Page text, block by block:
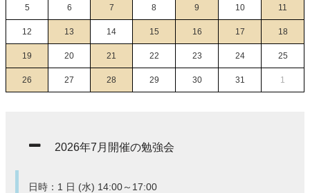
5 6 7 8 9 10 11
12 13 14 15 16 17 18
19 20 21 22 23 24 25
26 27 28 29 30 31 1
2026年7月開催の勉強会
日時：1 日 (水) 14:00～17:00